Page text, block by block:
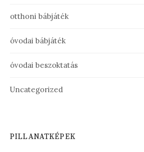
otthoni bábjáték
óvodai bábjáték
óvodai beszoktatás
Uncategorized
PILLANATKÉPEK